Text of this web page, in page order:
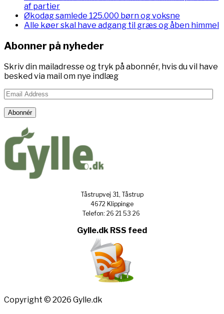
af partier
Økodag samlede 125.000 børn og voksne
Alle køer skal have adgang til græs og åben himmel
Abonner på nyheder
Skriv din mailadresse og tryk på abonnér, hvis du vil have
besked via mail om nye indlæg
Email
Address
Abonnér
Tåstrupvej 31, Tåstrup
4672 Klippinge
Telefon: 26 21 53 26
Gylle.dk RSS feed
Copyright © 2026 Gylle.dk